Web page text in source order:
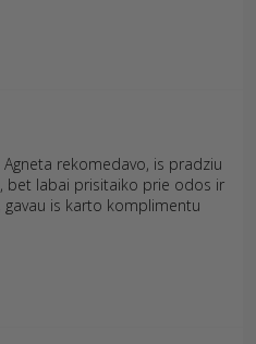
rekomedavo, is pradziu
bet labai prisitaiko prie odos ir
is karto komplimentu